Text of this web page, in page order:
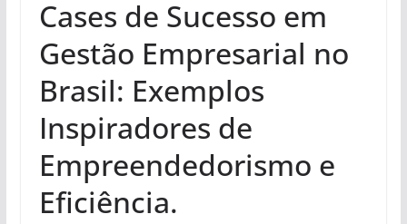
Cases de Sucesso em
Gestão Empresarial no
Brasil: Exemplos
Inspiradores de
Empreendedorismo e
Eficiência.